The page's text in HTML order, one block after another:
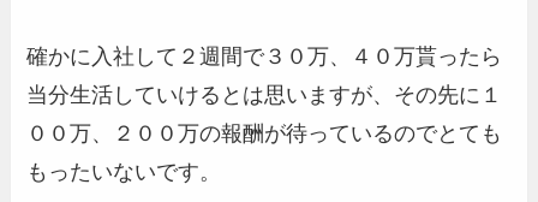
確かに入社して２週間で３０万、４０万貰ったら
当分生活していけるとは思いますが、その先に１
００万、２００万の報酬が待っているのでとても
もったいないです。